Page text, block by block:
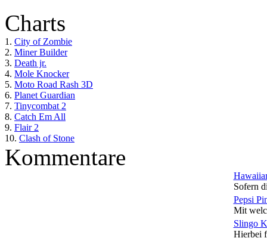
Charts
1. City of Zombie
2. Miner Builder
3. Death jr.
4. Mole Knocker
5. Moto Road Rash 3D
6. Planet Guardian
7. Tinycombat 2
8. Catch Em All
9. Flair 2
10. Clash of Stone
Kommentare
Sofern
Pepsi
Mit
Slingo
Hierbei